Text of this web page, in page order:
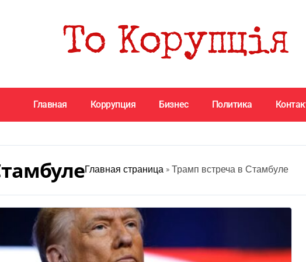
Главная Коррупция Бизнес Политика
Главная страница» Трамп встреча в Стамбуле